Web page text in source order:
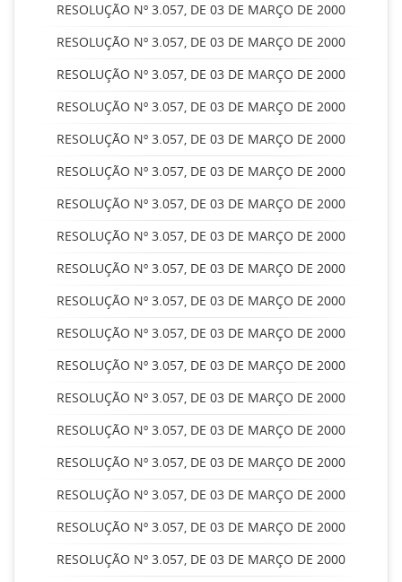
RESOLUÇÃO Nº 3.057, DE 03 DE MARÇO DE 2000
RESOLUÇÃO Nº 3.057, DE 03 DE MARÇO DE 2000
RESOLUÇÃO Nº 3.057, DE 03 DE MARÇO DE 2000
RESOLUÇÃO Nº 3.057, DE 03 DE MARÇO DE 2000
RESOLUÇÃO Nº 3.057, DE 03 DE MARÇO DE 2000
RESOLUÇÃO Nº 3.057, DE 03 DE MARÇO DE 2000
RESOLUÇÃO Nº 3.057, DE 03 DE MARÇO DE 2000
RESOLUÇÃO Nº 3.057, DE 03 DE MARÇO DE 2000
RESOLUÇÃO Nº 3.057, DE 03 DE MARÇO DE 2000
RESOLUÇÃO Nº 3.057, DE 03 DE MARÇO DE 2000
RESOLUÇÃO Nº 3.057, DE 03 DE MARÇO DE 2000
RESOLUÇÃO Nº 3.057, DE 03 DE MARÇO DE 2000
RESOLUÇÃO Nº 3.057, DE 03 DE MARÇO DE 2000
RESOLUÇÃO Nº 3.057, DE 03 DE MARÇO DE 2000
RESOLUÇÃO Nº 3.057, DE 03 DE MARÇO DE 2000
RESOLUÇÃO Nº 3.057, DE 03 DE MARÇO DE 2000
RESOLUÇÃO Nº 3.057, DE 03 DE MARÇO DE 2000
RESOLUÇÃO Nº 3.057, DE 03 DE MARÇO DE 2000